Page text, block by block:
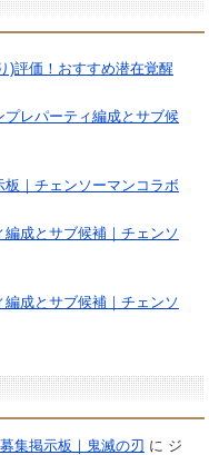
)評価！おすすめ潜在覚醒
プレパーティ編成とサブ候
板｜チェンソーマンコラボ
編成とサブ候補｜チェンソ
編成とサブ候補｜チェンソ
集掲示板｜鬼滅の刃 に ジ